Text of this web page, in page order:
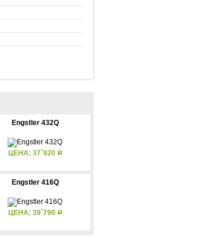
Engstler 432Q
ЦЕНА: 37`920 Р
Engstler 416Q
ЦЕНА: 39`790 Р